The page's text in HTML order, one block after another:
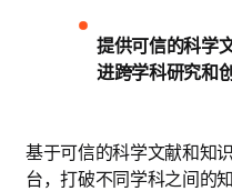
提供可信的科学
进跨学科研究和
基于可信的科学文献和知
台，打破不同学科之间的